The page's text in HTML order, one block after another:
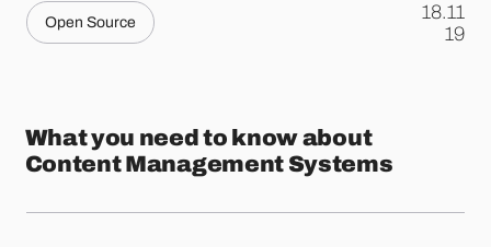
Open Source
18.11
.19
What you need to know about
Content Management Systems